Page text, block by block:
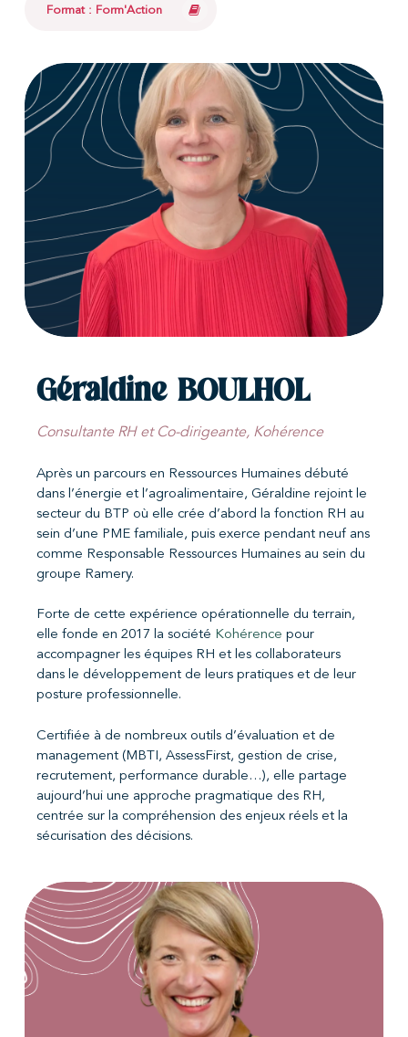
Format : Form'Action
Géraldine BOULHOL
Consultante RH et Co-dirigeante, Kohérence
Après un parcours en Ressources Humaines débuté
dans l’énergie et l’agroalimentaire, Géraldine rejoint le
secteur du BTP où elle crée d’abord la fonction RH au
sein d’une PME familiale, puis exerce pendant neuf ans
comme Responsable Ressources Humaines au sein du
groupe Ramery.
Forte de cette expérience opérationnelle du terrain,
elle fonde en 2017 la société Kohérence pour
accompagner les équipes RH et les collaborateurs
dans le développement de leurs pratiques et de leur
posture professionnelle.
Certifiée à de nombreux outils d’évaluation et de
management (MBTI, AssessFirst, gestion de crise,
recrutement, performance durable…), elle partage
aujourd’hui une approche pragmatique des RH,
centrée sur la compréhension des enjeux réels et la
sécurisation des décisions.